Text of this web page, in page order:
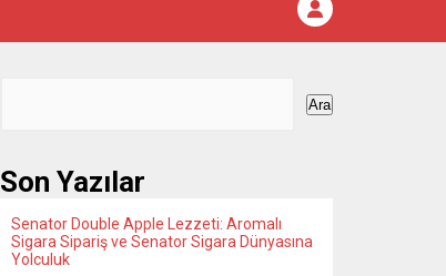
Ara
Son Yazılar
Senator Double Apple Lezzeti: Aromalı
Sigara Sipariş ve Senator Sigara Dünyasına
Yolculuk